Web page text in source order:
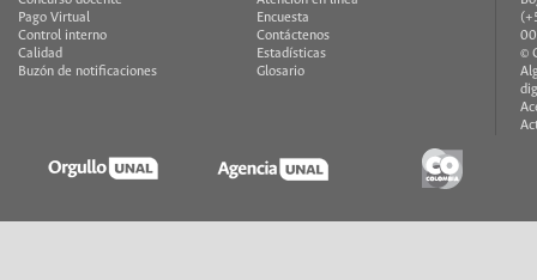
Pago Virtual
Control interno
Calidad
Buzón de notificaciones
Encuesta
Contáctenos
Estadísticas
Glosario
©